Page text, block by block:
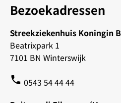
Bezoekadressen
Streekziekenhuis Koningin
Beatrixpark 1
7101 BN Winterswijk
phone 0543 54 44 44